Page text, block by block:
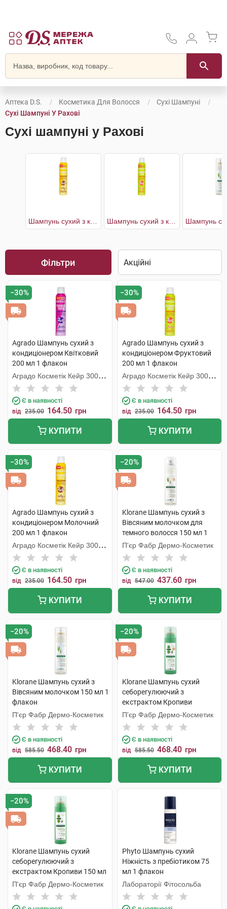
Аптека D.S. Косметика Для Волосся
Сухі Шампуні
Сухі Шампуні У Рахові
Сухі шампуні у Рахові
Фільтри
−30%
Agrado Шампунь сухий з
кондиціонером Квітковий
200 мл 1 флакон
Аградо Косметік Кейр 3000
С.Л.У.
Є в наявності
від 235.00 164.50 грн
КУПИТИ
−30%
Agrado Шампунь cухий з
кондиціонером Фруктовий
200 мл 1 флакон
Аградо Косметік Кейр 3000
С.Л.У.
Є в наявності
від 235.00 164.50 грн
КУПИТИ
−30%
Agrado Шампунь cухий з
кондиціонером Молочний
200 мл 1 флакон
Аградо Косметік Кейр 3000
С.Л.У.
Є в наявності
від 235.00 164.50 грн
КУПИТИ
−20%
Klorane Шампунь сухий з
Вівсяним молочком для
темного волосся 150 мл 1
флакон
П'єр Фабр Дермо-Косметик
Є в наявності
від 547.00 437.60 грн
КУПИТИ
−20%
Klorane Шампунь сухий з
Вівсяним молочком 150 мл 1
флакон
П'єр Фабр Дермо-Косметик
Є в наявності
від 585.50 468.40 грн
КУПИТИ
−20%
Klorane Шампунь сухий
себорегулюючий з
екстрактом Кропиви
темного волосся 150 мл 1
флакон
П'єр Фабр Дермо-Косметик
Є в наявності
від 585.50 468.40 грн
КУПИТИ
−20%
Klorane Шампунь сухий
себорегулюючий з
екстрактом Кропиви 150 мл
1 флакон
П'єр Фабр Дермо-Косметик
Phyto Шампунь сухий
Ніжність з пребіотиком 75
мл 1 флакон
Лабораторії Фітосольба